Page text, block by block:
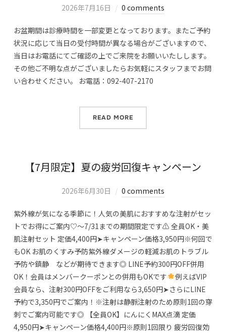
2026年7月16日 0 comments
お盆期間は診療時間を一部変更となっております。またご予約
状況に応じて当日の受付時間が異なる場合がございますので、
当日はお電話にてご確認の上でご来院をお願いいたしします。
その他ご不明な点がございましたらお気軽にスタッフまでお問
い合わせください。 お電話：092-407-2170
READ MORE
【7月限定】夏の疲労回復キャンペーン
2026年6月30日 0 comments
紫外線が気になる季節に！人気の美肌におすすめな注射がセッ
トでお得にご案内♡～7/31までの期間限定です⚠ 全員OK・美
肌注射セット 定価4,400円➤キャンペーン価格3,950円※何回で
もOK お肌のくすみ予防紫外線ダメージの軽減お肌のトラブル
予防や鎮静 などが期待できます◎ LINE予約300円OFF併用
OK！会員はメンバークーポンとの併用もOKです
例えばVIP
会員なら、注射300円OFFをご利用なら3,650円➤さらにLINE
予約で3,350円でご案内！※注射は静脈注射のため原則1回の穿
刺でご案内可能です◎ 【全員OK】にんにくMAX点滴 定価
4,950円➤キャンペーン価格4,400円※原則1回限り 疲労回復効